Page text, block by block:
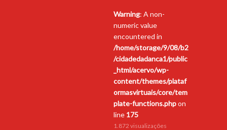
Warning: A non-
numeric value
encountered in
/home/storage/9/08/b2
/cidadedadanca1/public
_html/acervo/wp-
content/themes/plataf
ormasvirtuais/core/tem
plate-functions.phpon
line 175
1.872 visualizações